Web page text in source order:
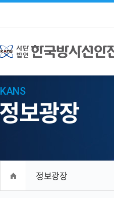
KANS
보광장
정보광장